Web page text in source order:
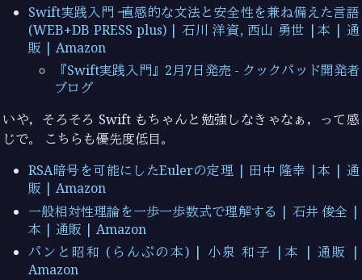
Swift実践入門 ── 直感的な文法と安全性を兼ね備えた言語
(WEB+DB PRESS plus) | 石川 洋資, 西山 勇世 |本 | 通
販 | Amazon
『Swift実践入門』2月7日発売 - クックパッド開発者
ブログ
いや，そろそろ Swift もちゃんと勉強しなきゃなぁ，って感
じで。 こちらも優先度低目。
RSA暗号を可能にしたEulerの定理 | 田中 隆幸 |本 | 通
販 | Amazon
一般相対性理論を一歩一歩数式で理解する | 石井 俊全 |
本 | 通販 | Amazon
パンと昭和 (らんぷの本) | 小泉 和子 |本 | 通販 |
Amazon